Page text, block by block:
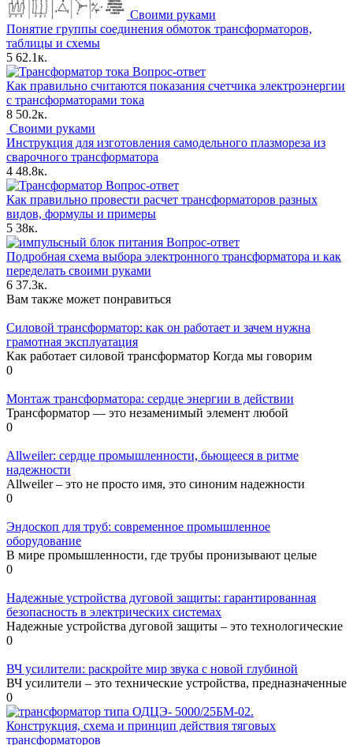
Своими руками
Понятие группы соединения обмоток трансформаторов,
таблицы и схемы
5 62.1к.
Вопрос-ответ
Как правильно считаются показания счетчика электроэнергии
с трансформаторами тока
8 50.2к.
Своими руками
Инструкция для изготовления самодельного плазмореза из
сварочного трансформатора
4 48.8к.
Вопрос-ответ
Как правильно провести расчет трансформаторов разных
видов, формулы и примеры
5 38к.
Вопрос-ответ
Подробная схема выбора электронного трансформатора и как
переделать своими руками
6 37.3к.
Вам также может понравиться
Силовой трансформатор: как он работает и зачем нужна
грамотная эксплуатация
Как работает силовой трансформатор Когда мы говорим
0
Монтаж трансформатора: сердце энергии в действии
Трансформатор — это незаменимый элемент любой
0
Allweiler: сердце промышленности, бьющееся в ритме
надежности
Allweiler – это не просто имя, это синоним надежности
0
Эндоскоп для труб: современное промышленное
оборудование
В мире промышленности, где трубы пронизывают целые
0
Надежные устройства дуговой защиты: гарантированная
безопасность в электрических системах
Надежные устройства дуговой защиты – это технологические
0
ВЧ усилители: раскройте мир звука с новой глубиной
ВЧ усилители – это технические устройства, предназначенные
0
Конструкция, схема и принцип действия тяговых
трансформаторов